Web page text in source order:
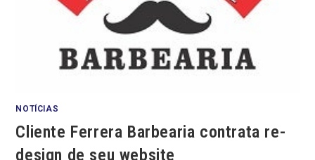
NOTÍCIAS
Cliente Ferrera Barbearia contrata re-
design de seu website